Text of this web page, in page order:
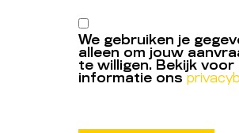
We gebruiken je
alleen om jouw
te willigen. Bekijk voor
informatie ons